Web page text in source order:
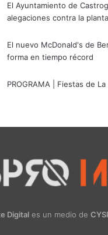
El Ayuntamiento de
alegaciones contra la
El nuevo McDonald's de
forma en tiempo récord
PROGRAMA | Fiestas de
Digital es un medio de